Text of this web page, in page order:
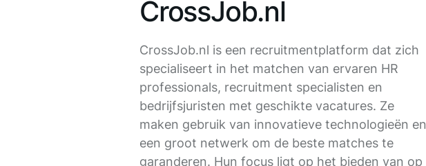
CrossJob.nl
CrossJob.nl is een recruitmentplatform dat zich
specialiseert in het matchen van ervaren HR
professionals, recruitment specialisten en
bedrijfsjuristen met geschikte vacatures. Ze
maken gebruik van innovatieve technologieën en
een groot netwerk om de beste matches te
garanderen. Hun focus ligt op het bieden van op